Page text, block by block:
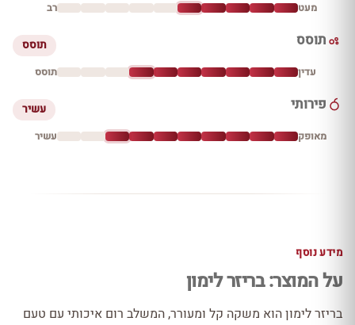
מעט רב
תוסס תוסס
עדין תוסס
פירותי עשיר
מאופק עשיר
מידע נוסף
על המוצר: בריזר לימון
בריזר לימון הוא משקה קל ומעורר, המשלב רום איכותי עם טעם